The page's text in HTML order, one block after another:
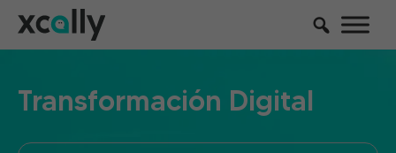
Transformación Digital